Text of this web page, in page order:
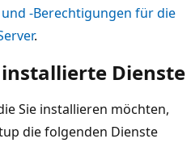
-Berechtigungen für die
.
installierte Dienste
Sie installieren möchten,
die folgenden Dienste